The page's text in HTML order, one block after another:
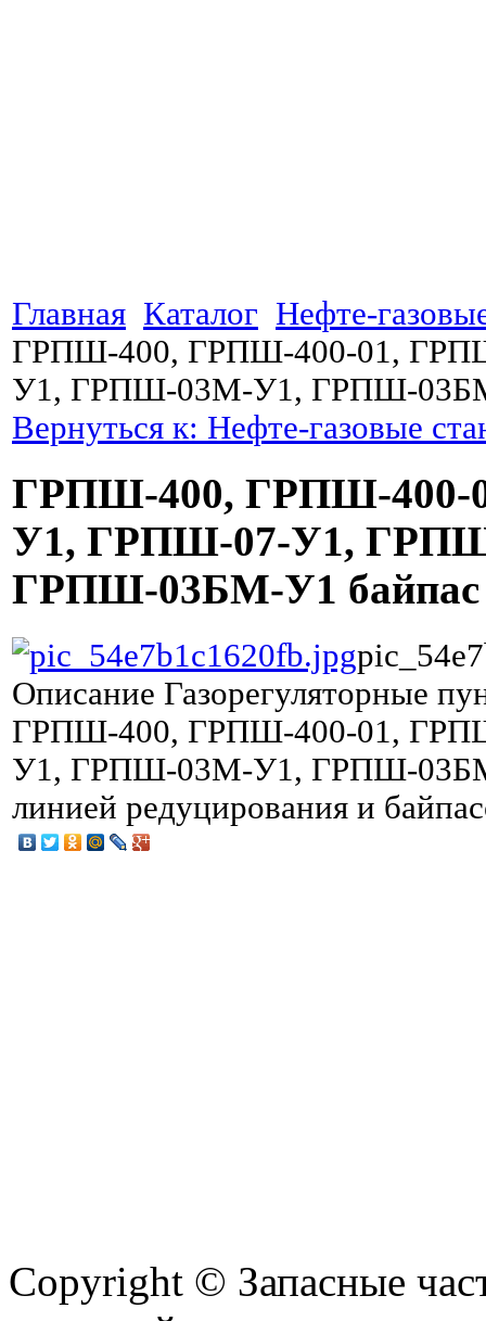
Главная Каталог Нефте-
ГРПШ-400, ГРПШ-400-01,
У1, ГРПШ-03М-У1, ГРПШ-
Вернуться к: Нефте-газовые
ГРПШ-400, ГРПШ-400-
У1, ГРПШ-07-У1,
ГРПШ-03БМ-У1 байпас
Описание Газорегуляторные
ГРПШ-400, ГРПШ-400-01,
У1, ГРПШ-03М-У1, ГРПШ-
линией редуцирования и
Copyright © Запасные